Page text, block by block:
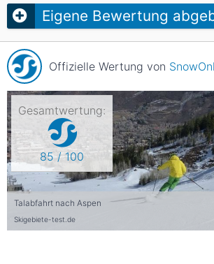
Eigene Bewertung
Offizielle Wertung von
Gesamtwertung:
85 / 100
Talabfahrt nach Aspen
Skigebiete-test.de